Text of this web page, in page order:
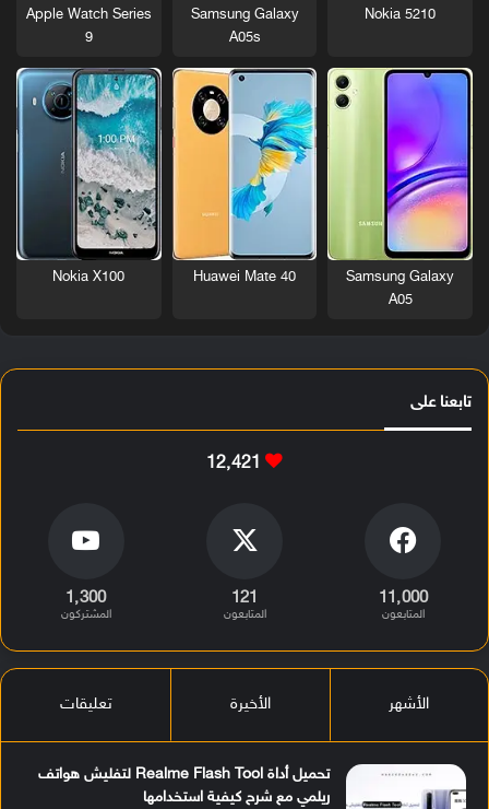
Nokia 5210
Samsung Galaxy
A05s
Apple Watch Series
9
Samsung Galaxy
A05
Huawei Mate 40
Nokia X100
تابعنا على
12٬421
11٬000
المتابعون
121
المتابعون
1٬300
المشتركون
الأشهر الأخيرة تعليقات
تحميل أداة Realme Flash Tool لتفليش هواتف
ريلمي مع شرح كيفية استخدامها